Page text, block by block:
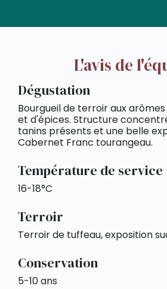
L'avis de
Dégustation
Bourgueil de terroir aux
et d'épices. Structure
tanins présents et une belle
Cabernet Franc tourangeau.
Température de service
16-18°C
Terroir
Terroir de tuffeau, exposition
Conservation
5-10 ans